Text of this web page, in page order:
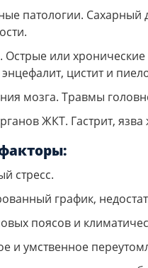
патологии. Сахарный
Острые или
цистит и
мозга. Травмы
ЖКТ. Гастрит,
стресс.
график,
поясов и
и умственное